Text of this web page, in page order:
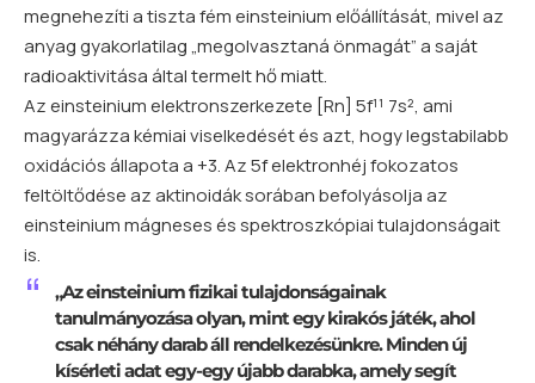
megnehezíti a tiszta fém einsteinium előállítását, mivel az
anyag gyakorlatilag „megolvasztaná önmagát” a saját
radioaktivitása által termelt hő miatt.
Az einsteinium elektronszerkezete [Rn] 5f¹¹ 7s², ami
magyarázza kémiai viselkedését és azt, hogy legstabilabb
oxidációs állapota a +3. Az 5felektronhéjfokozatos
feltöltődése az aktinoidák sorában befolyásolja az
einsteinium mágneses és spektroszkópiai tulajdonságait
is.
„Az einsteinium fizikai tulajdonságainak
tanulmányozása olyan, mint egy kirakós játék, ahol
csak néhány darab áll rendelkezésünkre. Minden új
kísérleti adat egy-egy újabb darabka, amely segít